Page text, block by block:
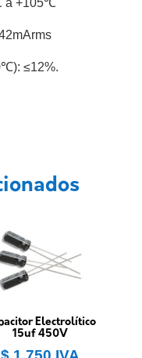
a +105℃
≤12%.
Electrolítico
15uf 450V